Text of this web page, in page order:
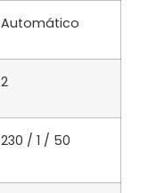
Automático
2
230 / 1 / 50